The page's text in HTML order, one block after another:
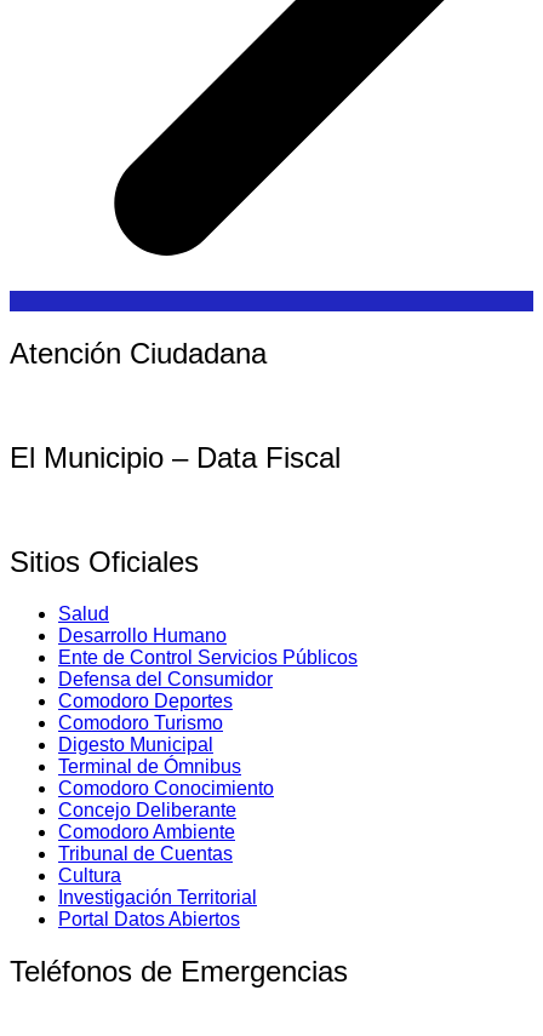
Atención Ciudadana
El Municipio – Data Fiscal
Sitios Oficiales
Salud
Desarrollo Humano
Ente de Control Servicios Públicos
Defensa del Consumidor
Comodoro Deportes
Comodoro Turismo
Digesto Municipal
Terminal de Ómnibus
Comodoro Conocimiento
Concejo Deliberante
Comodoro Ambiente
Tribunal de Cuentas
Cultura
Investigación Territorial
Portal Datos Abiertos
Teléfonos de Emergencias